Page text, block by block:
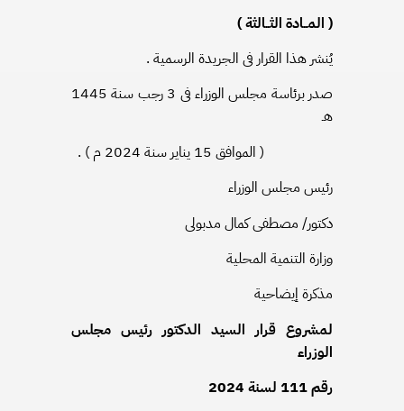
( المــادة الثــالثة )
يُنشر هذا القرار فى الجريدة الرسمية .
صدر برئاسة مجلس الوزراء فى 3 رجب سنة 1445
هـ
( الموافق 15 يناير سنة 2024 م ) .
رئيس مجلس الوزراء
دكتور/ مصطفى كمال مدبولى
وزارة التنمية المحلية
مذكرة إيضاحية
لمشروع قرار السيد الدكتور رئيس مجلس
الوزراء
رقم 111 لسنة 2024